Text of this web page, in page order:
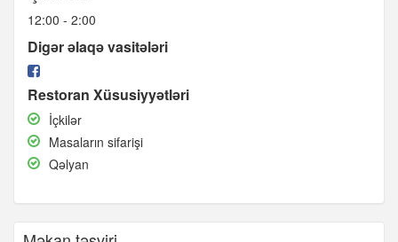
12:00 - 2:00
Digər əlaqə vasitələri
Restoran Xüsusiyyətləri
İçkilər
İçkilər
Masaların
sifarişi
Masaların sifarişi
Qəlyan
Qəlyan